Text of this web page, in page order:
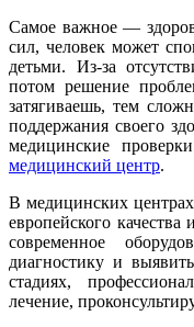
Самое важное —
сил, человек может
детьми. Из-за
потом решение
затягиваешь, тем
поддержания своего
медицинские
медицинский центр.
В медицинских
европейского
современное
диагностику и
стадиях,
лечение,